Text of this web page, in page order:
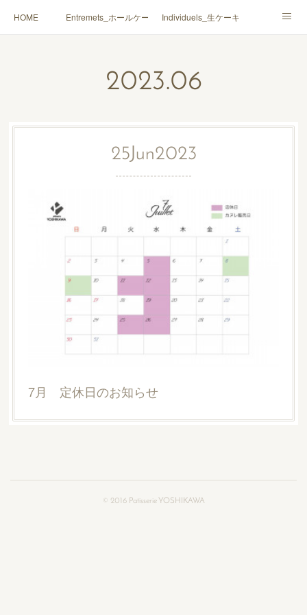
HOME Entremets_ホールケーキ Individuels_生ケーキ
Boutique_店鋪
2023.06
25Jun2023
7月 定休日のお知らせ
©︎ 2016 Patisserie YOSHIKAWA